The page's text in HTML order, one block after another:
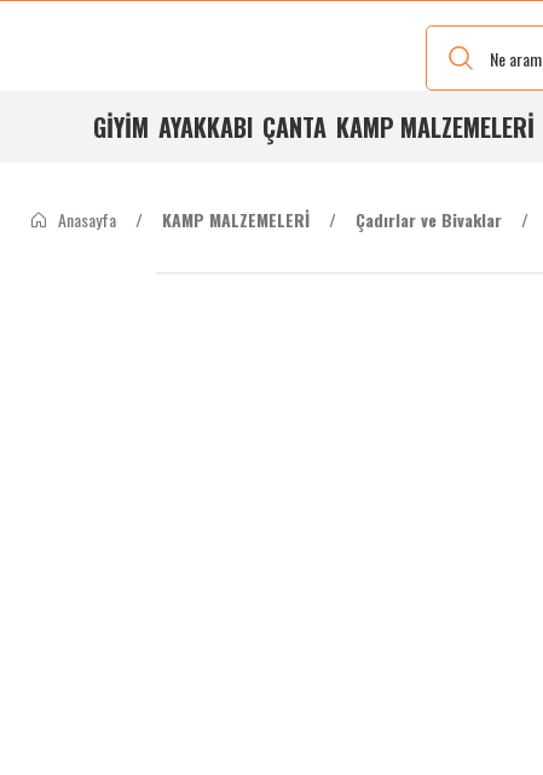
Ve Bedenleri
ile
Stoğumuzda
GİYİM AYAKKABI ÇANTA KAMP MALZEMELERİ
Anasayfa KAMP MALZEMELERİ Çadırlar ve Bivaklar